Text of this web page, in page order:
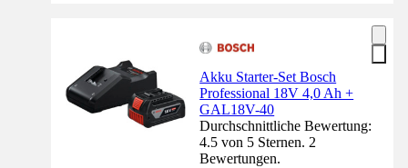
Akku Starter-Set Bosch
Professional 18V 4,0 Ah +
GAL18V-40
Durchschnittliche Bewertung:
4.5 von 5 Sternen. 2
Bewertungen.